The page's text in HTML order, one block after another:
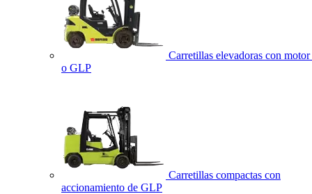
Carretillas elevadoras con motor
o GLP
Carretillas compactas con
accionamiento de GLP